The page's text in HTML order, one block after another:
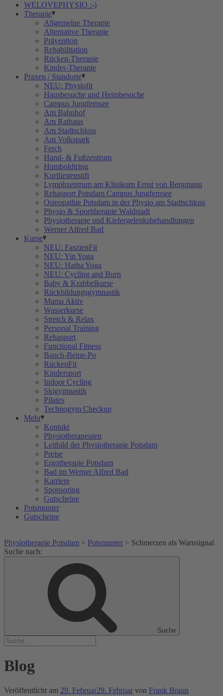
WELOVEPHYSIO :-)
Therapie
Allgemeine Therapie
Alternative Therapie
Prävention
Rehabilitation
Rücken-Therapie
Kinder-Therapie
Praxen / Standorte
NEU: Physiofit
Hausbesuche und Heimbesuche
Campus Jungfernsee
Am Bahnhof
Am Rathaus
Am Stadtschloss
Am Volkspark
Ferch
Hand- & Fußzentrum
Humboldtring
Kurfürstenstift
Lymphzentrum am Klinikum Ernst von Bergmann
Rehasport Potsdam Campus Jungfernsee
Osteopathie Potsdam in der Physio am Stadtschloss
Physio & Sporttherapie Waldstadt
Physiotherapie und Kiefergelenksbehandlungen
Werner Alfred Bad
Kurse
NEU: FaszienFit
NEU: Yin Yoga
NEU: Hatha Yoga
NEU: Cycling and Burn
Baby & Krabbelkurse
Rückbildungsgymnastik
Mama Aktiv
Wasserkurse
Stretch & Relax
Personal Training
Rehasport
Functional Fitness
Bauch-Beine-Po
RückenFit
Kindersport
Indoor Cycling
Skigymnastik
Pilates
Technogym Checkup
Mehr
Kontakt
Physiotherapeuten
Leitbild der Physiotherapie Potsdam
Preise
Ergotherapie Potsdam
Bad im Werner Alfred Bad
Karriere
Sponsoring
Gutscheine
Potsmunter
Gutscheine
Physiotherapie Potsdam > Potsmunter > Schmerzen als Warnsignal
Suche nach:
Suche
Blog
Veröffentlicht am 29. Februar29. Februar von Frank Braun